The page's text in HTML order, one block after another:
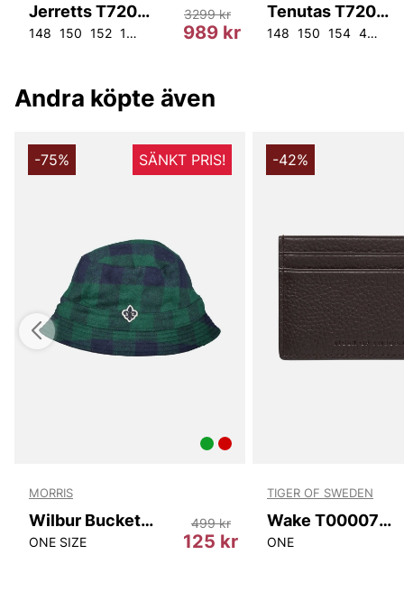
W32L34 W33L34
Jerretts T72066 284
148 150 152 154 48 50 52
989 kr
3299 kr Tenutas T72066 284
148 150 154 44
Andra köpte även
-75% SÄNKT PRIS!
MORRIS
Wilbur Bucket Hat
ONE SIZE 125 kr
499 kr
-42%
TIGER OF SWEDEN
Wake T00007 10N
ONE